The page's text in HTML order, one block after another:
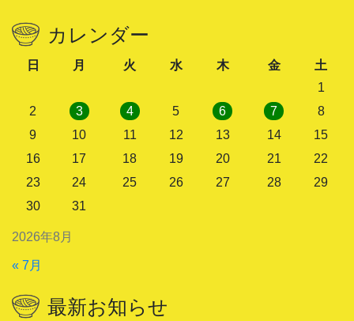
カレンダー
2026年8月
日 月 火 水 木 金
土
1
2
3 4 5 6 7
8
9
10 11 12 13 14
15
16
17 18 19 20 21
22
23
24 25 26 27 28
29
30
31
« 7月
最新お知らせ